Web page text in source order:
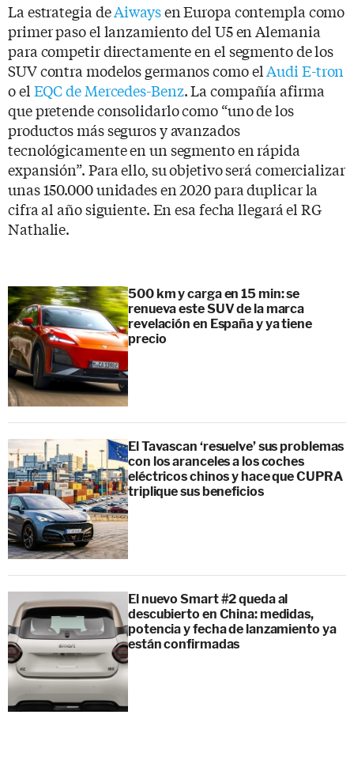
La estrategia deAiwaysen Europa contempla como
primer paso el lanzamiento del U5 en Alemania
para competir directamente en el segmento de los
SUV contra modelos germanos como elAudi E-tron
o elEQC de Mercedes-Benz. La compañía afirma
que pretende consolidarlo como “uno de los
productos más seguros y avanzados
tecnológicamente en un segmento en rápida
expansión”. Para ello, su objetivo será comercializar
unas 150.000 unidades en 2020 para duplicar la
cifra al año siguiente. En esa fecha llegará el RG
Nathalie.
500 km y carga en 15 min: se
renueva este SUV de la marca
revelación en España y ya tiene
precio
El Tavascan ‘resuelve’ sus problemas
con los aranceles a los coches
eléctricos chinos y hace que CUPRA
triplique sus beneficios
El nuevo Smart #2 queda al
descubierto en China: medidas,
potencia y fecha de lanzamiento ya
están confirmadas